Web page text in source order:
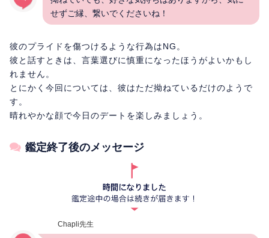
せずご縁、繋いでくださいね！
彼のプライドを傷つけるような行為はNG。
彼と話すときは、言葉選びに慎重になったほうがよいかもし
れません。
とにかく今回については、彼はただ拗ねているだけのようで
す。
晴れやかな顔で今日のデートを楽しみましょう。
鑑定終了後のメッセージ
Chapli先生